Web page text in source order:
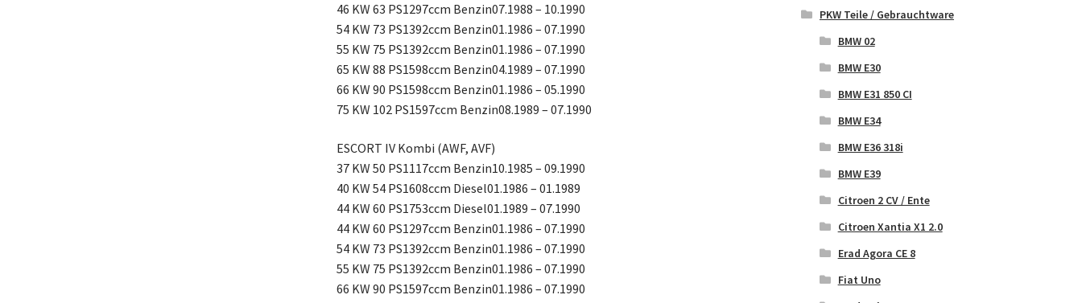
46 KW 63 PS1297ccm Benzin07.1988 – 10.1990
54 KW 73 PS1392ccm Benzin01.1986 – 07.1990
55 KW 75 PS1392ccm Benzin01.1986 – 07.1990
65 KW 88 PS1598ccm Benzin04.1989 – 07.1990
66 KW 90 PS1598ccm Benzin01.1986 – 05.1990
75 KW 102 PS1597ccm Benzin08.1989 – 07.1990
ESCORT IV Kombi (AWF, AVF)
37 KW 50 PS1117ccm Benzin10.1985 – 09.1990
40 KW 54 PS1608ccm Diesel01.1986 – 01.1989
44 KW 60 PS1753ccm Diesel01.1989 – 07.1990
44 KW 60 PS1297ccm Benzin01.1986 – 07.1990
54 KW 73 PS1392ccm Benzin01.1986 – 07.1990
55 KW 75 PS1392ccm Benzin01.1986 – 07.1990
66 KW 90 PS1597ccm Benzin01.1986 – 07.1990
PKW Teile / Gebrauchtware
BMW 02
BMW E30
BMW E31 850 CI
BMW E34
BMW E36 318i
BMW E39
Citroen 2 CV / Ente
Citroen Xantia X1 2.0
Erad Agora CE 8
Fiat Uno